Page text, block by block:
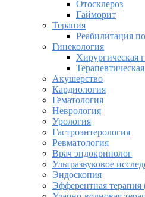
Отосклероз
Гайморит
Терапия
Реабилитация
Гинекология
Хирургическая
Акушерство
Кардиология
Гематология
Неврология
Урология
Гастроэнтерология
Ревматология
Врач эндокринолог
Ультразвуковое
Эндоскопия
Эфферентная терапия